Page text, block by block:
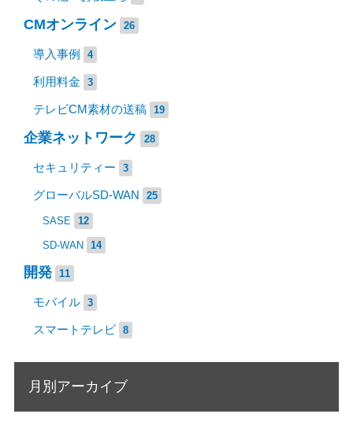
CMオンライン 26
導入事例 4
利用料金 3
テレビCM素材の送稿 19
企業ネットワーク 28
セキュリティー 3
グローバルSD-WAN 25
SASE 12
SD-WAN 14
開発 11
モバイル 3
スマートテレビ 8
月別アーカイブ